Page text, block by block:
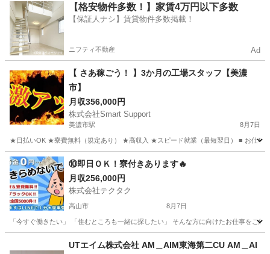
岐阜 瑞穂市 工場
【格安物件多数！】家賃4万円以下多数
【保証人ナシ】賃貸物件多数掲載！
ニフティ不動産 Ad
【 さあ稼ごう！ 】3か月の工場スタッフ【美濃
市】
月収356,000円
株式会社Smart Support
美濃市駅 8月7日
★日払いOK ★寮費無料（規定あり） ★高収入 ★スピード就業（最短翌日） ■ お仕事
岐阜 美濃市 美濃市駅 工場 未経験
⑩即日ＯＫ！寮付きあります🔥
月収256,000円
株式会社テクタク
高山市 8月7日
「今すぐ働きたい」 「住むところも一緒に探したい」 そんな方に向けたお仕事をご
UTエイム株式会社 AM＿AIM東海第二CU AM＿AI